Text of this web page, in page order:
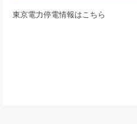
東京電力停電情報はこちら